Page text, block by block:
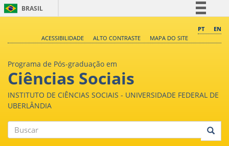
BRASIL
Comunica BR
PT
EN
ACESSIBILIDADE
ALTO CONTRASTE MAPA DO SITE
Programa de Pós-graduação em
Ciências Sociais
INSTITUTO DE CIÊNCIAS SOCIAIS - UNIVERSIDADE FEDERAL DE
UBERLÂNDIA